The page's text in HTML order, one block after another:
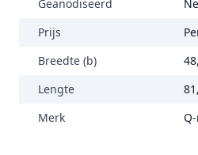
Geanodiseerd
Prijs
Breedte (b)
Lengte
Merk